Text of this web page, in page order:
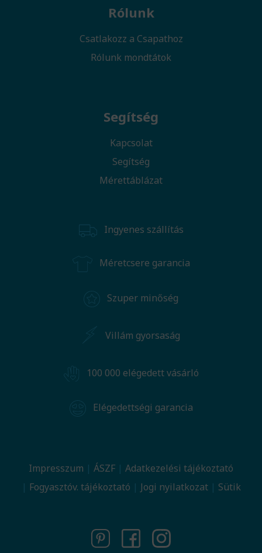
Rólunk
Csatlakozz a Csapathoz
Rólunk mondtátok
Segítség
Kapcsolat
Segítség
Mérettáblázat
Ingyenes szállítás
Méretcsere garancia
Szuper minőség
Villám gyorsaság
100 000 elégedett vásárló
Elégedettségi garancia
Impresszum ÁSZF
Adatkezelési tájékoztató
Fogyasztóv. tájékoztató
Jogi nyilatkozat Sütik